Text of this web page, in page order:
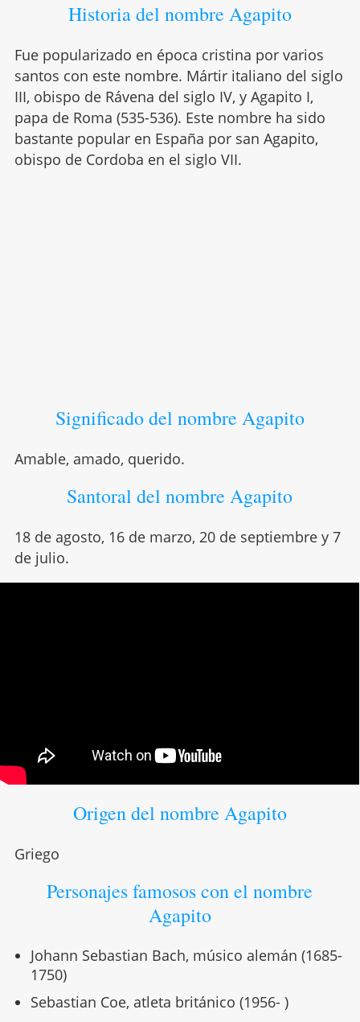
Historia del nombre Agapito
Fue popularizado en época cristina por varios
santos con este nombre. Mártir italiano del siglo
III, obispo de Rávena del siglo IV, y Agapito I,
papa de Roma (535-536). Este nombre ha sido
bastante popular en España por san Agapito,
obispo de Cordoba en el siglo VII.
Significado del nombre Agapito
Amable, amado, querido.
Santoral del nombre Agapito
18 de agosto, 16 de marzo, 20 de septiembre y 7
de julio.
Origen del nombre Agapito
Griego
Personajes famosos con el nombre
Agapito
Johann Sebastian Bach, músico alemán (1685-
1750)
Sebastian Coe, atleta británico (1956- )